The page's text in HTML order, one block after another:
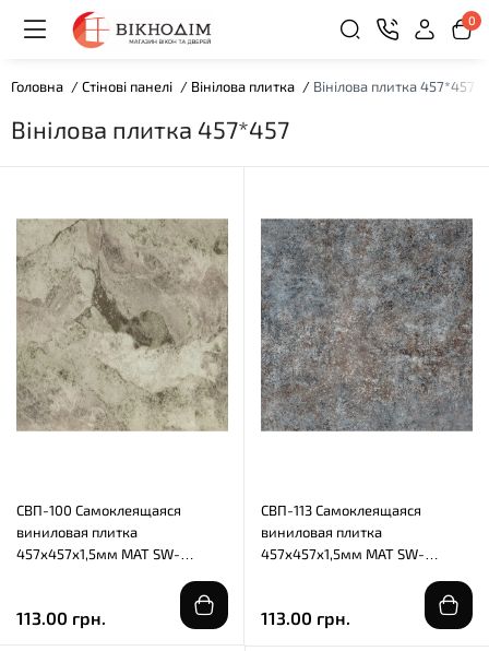
0
Головна Стінові панелі Вінілова плитка Вінілова плитка 457*457
Вінілова плитка 457*457
СВП-100 Самоклеящаяся
виниловая плитка
457х457х1,5мм МАТ SW-
113.00 грн.
СВП-113 Самоклеящаяся
виниловая плитка
457х457х1,5мм МАТ SW-
113.00 грн.